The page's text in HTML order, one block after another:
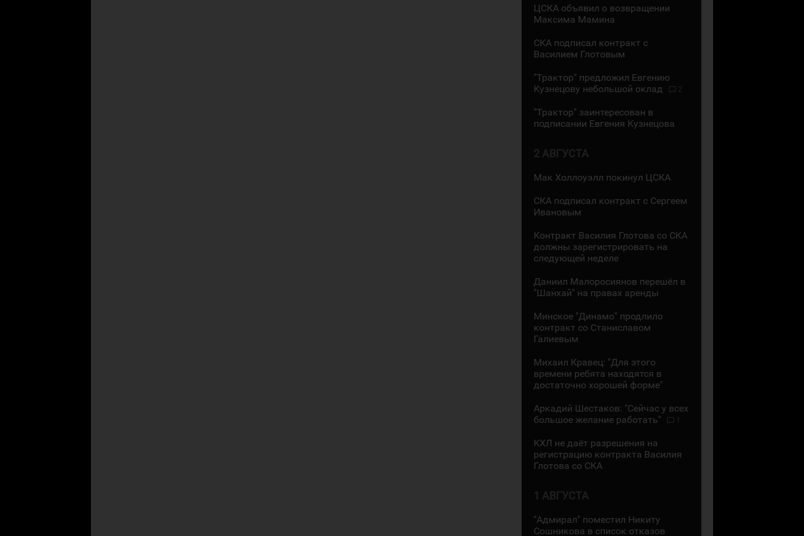
ЦСКА объявил о возвращении
Максима Мамина
СКА подписал контракт с
Василием Глотовым
"Трактор" предложил Евгению
Кузнецову небольшой оклад
"Трактор" заинтересован в
подписании Евгения Кузнецова
2 АВГУСТА
Мак Холлоуэлл покинул ЦСКА
СКА подписал контракт с Сергеем
Ивановым
Контракт Василия Глотова со СКА
должны зарегистрировать на
следующей неделе
Даниил Малоросиянов перешёл в
"Шанхай" на правах аренды
Минское "Динамо" продлило
контракт со Станиславом
Галиевым
Михаил Кравец: "Для этого
времени ребята находятся в
достаточно хорошей форме"
Аркадий Шестаков: "Сейчас у всех
большое желание работать"
КХЛ не даёт разрешения на
регистрацию контракта Василия
Глотова со СКА
1 АВГУСТА
"Адмирал" поместил Никиту
Сошникова в список отказов